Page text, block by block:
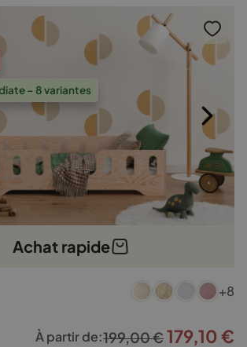
– 8 variantes
Achat rapide
+8
À partir de:199,00€Le
179,10€